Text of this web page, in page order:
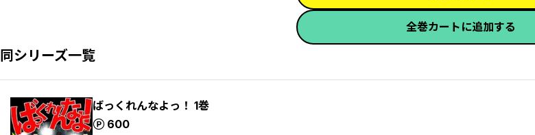
全巻カートに追加する
同シリーズ一覧
ばっくれんなよっ！ 1巻
600
ポイント